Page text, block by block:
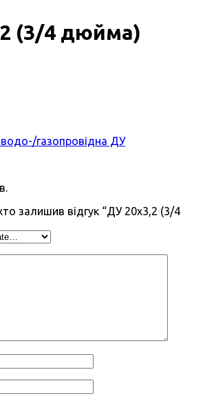
(3/4 дюйма)
газопровідна ДУ
залишив відгук “ДУ 20х3,2 (3/4